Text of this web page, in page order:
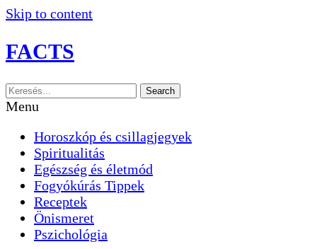
Skip to content
FACTS
Search
Menu
Horoszkóp és csillagjegyek
Spiritualitás
Egészség és életmód
Fogyókúrás Tippek
Receptek
Önismeret
Pszichológia